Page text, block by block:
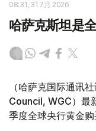
08:31, 31 7月 2026
哈萨克斯坦是
（哈萨克国际通讯
Council, WGC）最
季度全球央行黄金购